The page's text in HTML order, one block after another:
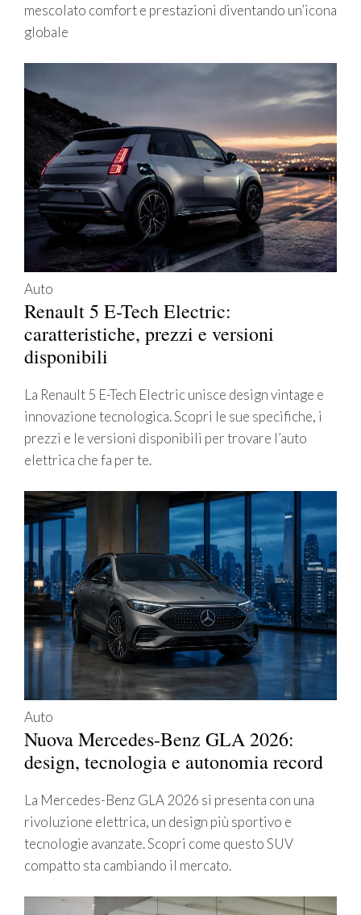
mescolato comfort e prestazioni diventando un’icona
globale
Auto
Renault 5 E-Tech Electric:
caratteristiche, prezzi e versioni
disponibili
La Renault 5 E-Tech Electric unisce design vintage e
innovazione tecnologica. Scopri le sue specifiche, i
prezzi e le versioni disponibili per trovare l’auto
elettrica che fa per te.
Auto
Nuova Mercedes-Benz GLA 2026:
design, tecnologia e autonomia record
La Mercedes-Benz GLA 2026 si presenta con una
rivoluzione elettrica, un design più sportivo e
tecnologie avanzate. Scopri come questo SUV
compatto sta cambiando il mercato.